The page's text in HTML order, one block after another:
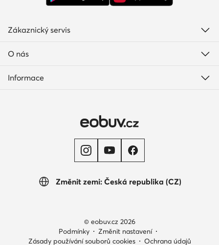
Změnit zemi: Česká republika (CZ)
Zákaznický servis
O nás
Informace
© eobuv.cz 2026
Podmínky
Změnit nastavení
Zásady používání souborů cookies
Ochrana údajů